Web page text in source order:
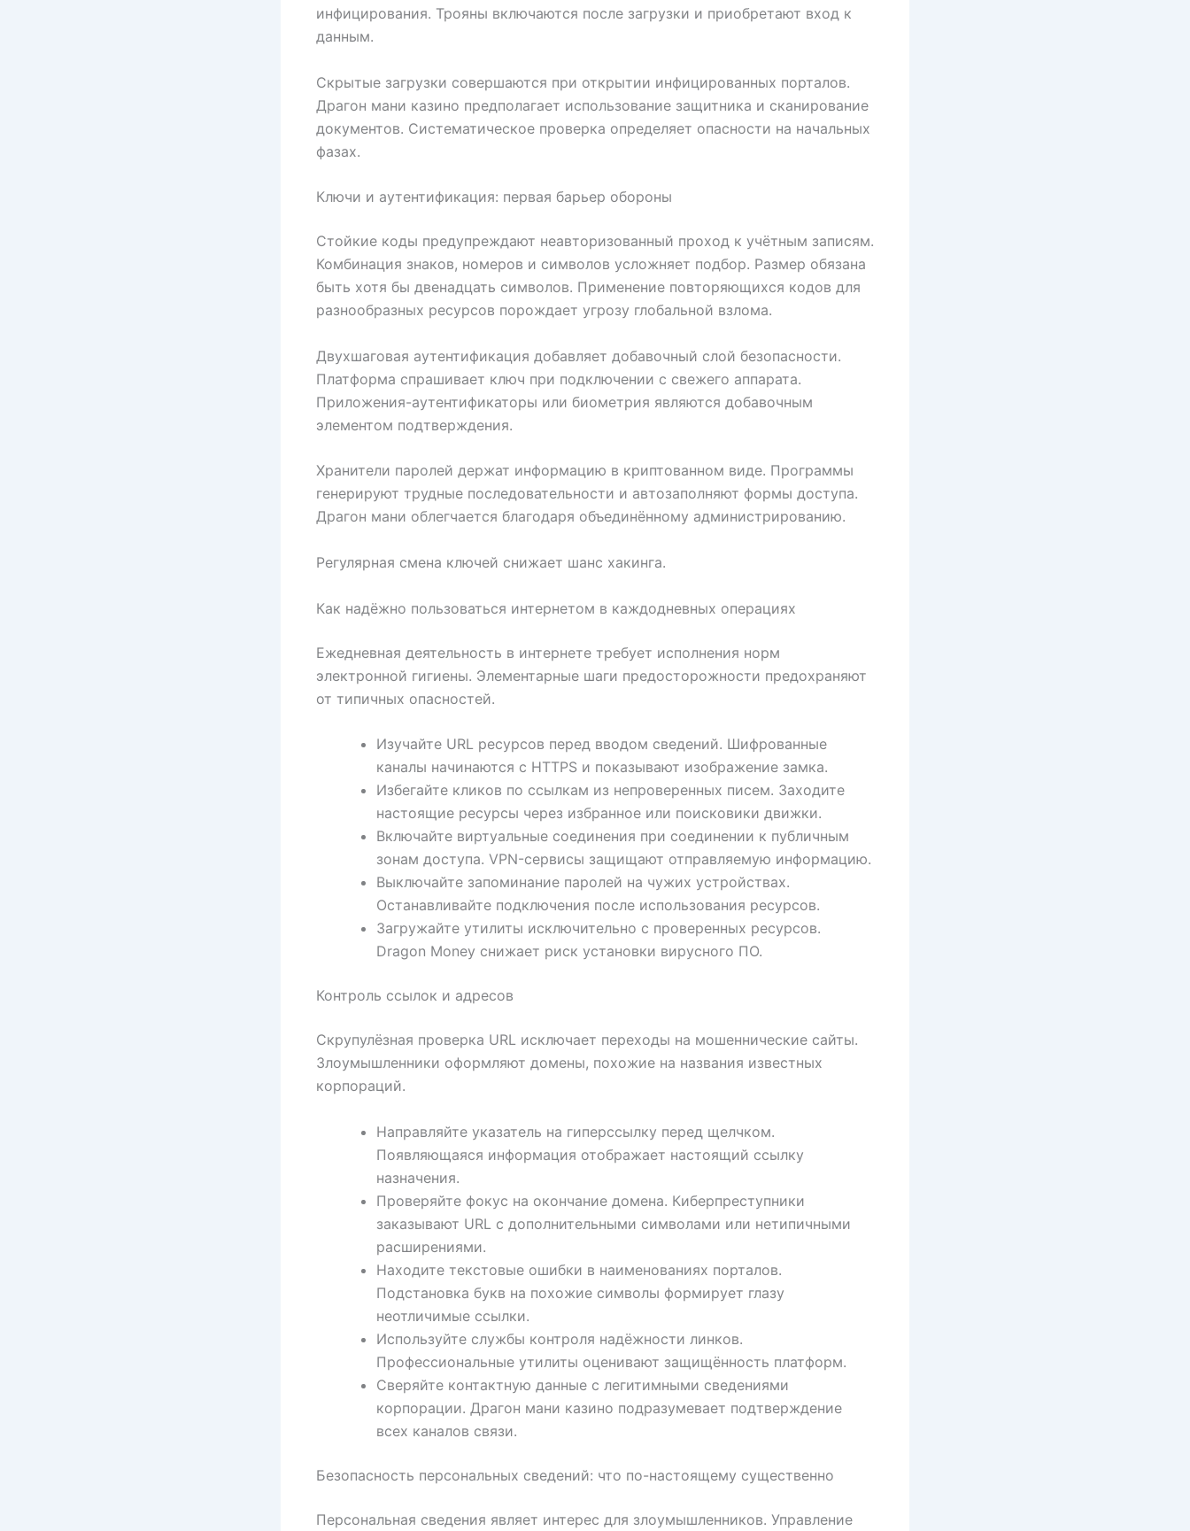
инфицирования. Трояны включаются после загрузки и приобретают вход к
данным.
Скрытые загрузки совершаются при открытии инфицированных порталов.
Драгон мани казино предполагает использование защитника и сканирование
документов. Систематическое проверка определяет опасности на начальных
фазах.
Ключи и аутентификация: первая барьер обороны
Стойкие коды предупреждают неавторизованный проход к учётным записям.
Комбинация знаков, номеров и символов усложняет подбор. Размер обязана
быть хотя бы двенадцать символов. Применение повторяющихся кодов для
разнообразных ресурсов порождает угрозу глобальной взлома.
Двухшаговая аутентификация добавляет добавочный слой безопасности.
Платформа спрашивает ключ при подключении с свежего аппарата.
Приложения-аутентификаторы или биометрия являются добавочным
элементом подтверждения.
Хранители паролей держат информацию в криптованном виде. Программы
генерируют трудные последовательности и автозаполняют формы доступа.
Драгон мани облегчается благодаря объединённому администрированию.
Регулярная смена ключей снижает шанс хакинга.
Как надёжно пользоваться интернетом в каждодневных операциях
Ежедневная деятельность в интернете требует исполнения норм
электронной гигиены. Элементарные шаги предосторожности предохраняют
от типичных опасностей.
Изучайте URL ресурсов перед вводом сведений. Шифрованные
каналы начинаются с HTTPS и показывают изображение замка.
Избегайте кликов по ссылкам из непроверенных писем. Заходите
настоящие ресурсы через избранное или поисковики движки.
Включайте виртуальные соединения при соединении к публичным
зонам доступа. VPN-сервисы защищают отправляемую информацию.
Выключайте запоминание паролей на чужих устройствах.
Останавливайте подключения после использования ресурсов.
Загружайте утилиты исключительно с проверенных ресурсов.
Dragon Money снижает риск установки вирусного ПО.
Контроль ссылок и адресов
Скрупулёзная проверка URL исключает переходы на мошеннические сайты.
Злоумышленники оформляют домены, похожие на названия известных
корпораций.
Направляйте указатель на гиперссылку перед щелчком.
Появляющаяся информация отображает настоящий ссылку
назначения.
Проверяйте фокус на окончание домена. Киберпреступники
заказывают URL с дополнительными символами или нетипичными
расширениями.
Находите текстовые ошибки в наименованиях порталов.
Подстановка букв на похожие символы формирует глазу
неотличимые ссылки.
Используйте службы контроля надёжности линков.
Профессиональные утилиты оценивают защищённость платформ.
Сверяйте контактную данные с легитимными сведениями
корпорации. Драгон мани казино подразумевает подтверждение
всех каналов связи.
Безопасность персональных сведений: что по-настоящему существенно
Персональная сведения являет интерес для злоумышленников. Управление